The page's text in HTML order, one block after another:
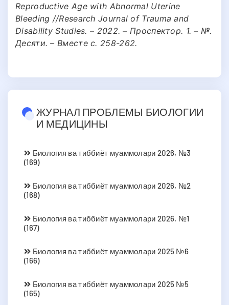
Reproductive Age with Abnormal Uterine
Bleeding //Research Journal of Trauma and
Disability Studies. – 2022. – Проспектор. 1. – №.
Десяти. – Вместе с. 258-262.
ЖУРНАЛ ПРОБЛЕМЫ БИОЛОГИИ
И МЕДИЦИНЫ
Биология ва тиббиёт муаммолари 2026, №3
(169)
Биология ва тиббиёт муаммолари 2026, №2
(168)
Биология ва тиббиёт муаммолари 2026, №1
(167)
Биология ва тиббиёт муаммолари 2025 №6
(166)
Биология ва тиббиёт муаммолари 2025 №5
(165)